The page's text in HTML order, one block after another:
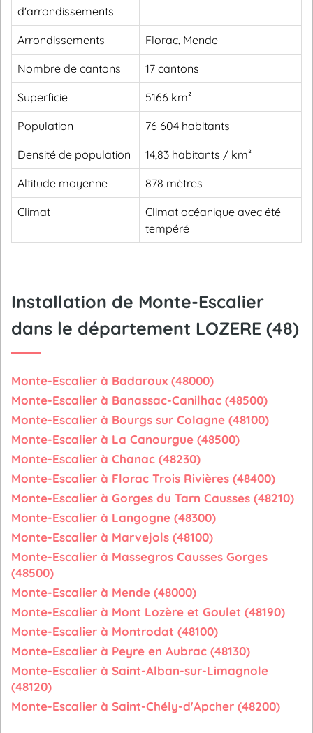
d'arrondissements
Arrondissements Florac, Mende
Nombre de cantons 17 cantons
Superficie 5166 km²
Population 76 604 habitants
Densité de population 14,83 habitants / km²
Altitude moyenne 878 mètres
Climat
Climat océanique avec été
tempéré
Installation de Monte-Escalier
dans le département LOZERE (48)
Monte-Escalier à Badaroux (48000)
Monte-Escalier à Banassac-Canilhac (48500)
Monte-Escalier à Bourgs sur Colagne (48100)
Monte-Escalier à La Canourgue (48500)
Monte-Escalier à Chanac (48230)
Monte-Escalier à Florac Trois Rivières (48400)
Monte-Escalier à Gorges du Tarn Causses (48210)
Monte-Escalier à Langogne (48300)
Monte-Escalier à Marvejols (48100)
Monte-Escalier à Massegros Causses Gorges
(48500)
Monte-Escalier à Mende (48000)
Monte-Escalier à Mont Lozère et Goulet (48190)
Monte-Escalier à Montrodat (48100)
Monte-Escalier à Peyre en Aubrac (48130)
Monte-Escalier à Saint-Alban-sur-Limagnole
(48120)
Monte-Escalier à Saint-Chély-d'Apcher (48200)